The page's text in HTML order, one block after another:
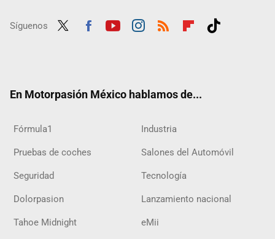
Síguenos
En Motorpasión México hablamos de...
Fórmula1 Industria
Pruebas de coches Salones del Automóvil
Seguridad Tecnología
Dolorpasion Lanzamiento nacional
Tahoe Midnight eMii